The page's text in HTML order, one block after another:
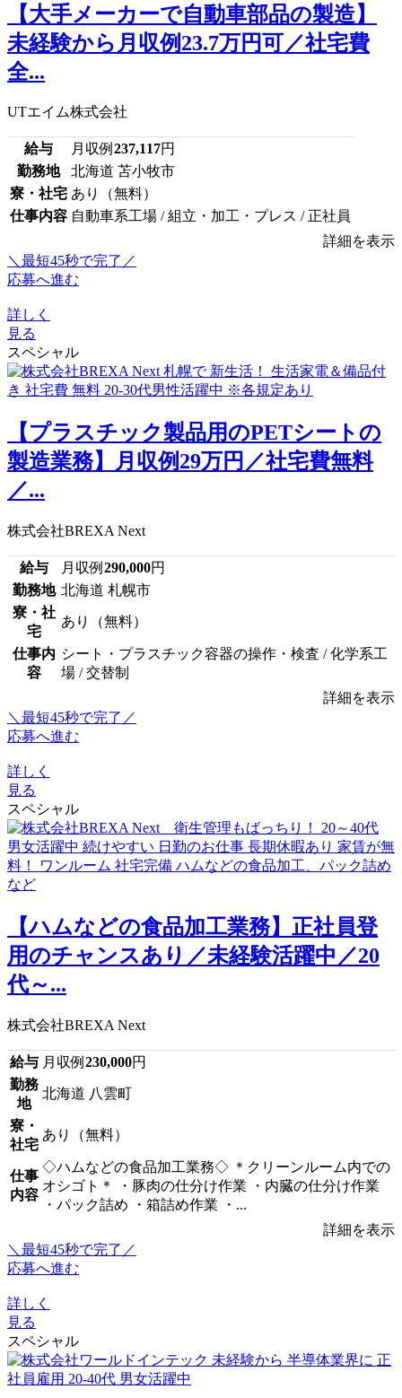
【大手メーカーで自動車部品の製造】
未経験から月収例23.7万円可／社宅費
全...
UTエイム株式会社
給与 月収例 237,117円
勤務地
北海道 苫小牧市
寮・社宅 あり（無料）
仕事内容 自動車系工場 / 組立・加工・プレス / 正社員
詳細を表示
＼最短45秒で完了／
応募へ進む
詳しく
見る
スペシャル
【プラスチック製品用のPETシートの
製造業務】月収例29万円／社宅費無料
／...
株式会社BREXA Next
給与 月収例 290,000円
勤務地 北海道 札幌市
寮・社
宅
あり（無料）
仕事内
容
シート・プラスチック容器の操作・検査 / 化学系工
場 / 交替制
詳細を表示
＼最短45秒で完了／
応募へ進む
詳しく
見る
スペシャル
【ハムなどの食品加工業務】正社員登
用のチャンスあり／未経験活躍中／20
代～...
株式会社BREXA Next
給与 月収例 230,000円
勤務
地
北海道 八雲町
寮・
社宅
あり（無料）
仕事
内容
◇ハムなどの食品加工業務◇ ＊クリーンルーム内での
オシゴト＊ ・豚肉の仕分け作業 ・内臓の仕分け作業
・パック詰め ・箱詰め作業 ・...
詳細を表示
＼最短45秒で完了／
応募へ進む
詳しく
見る
スペシャル